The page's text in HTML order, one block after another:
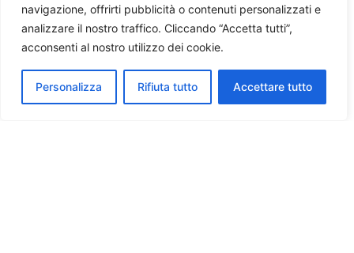
navigazione, offrirti pubblicità o contenuti personalizzati e
analizzare il nostro traffico. Cliccando “Accetta tutti”,
acconsenti al nostro utilizzo dei cookie.
Personalizza Rifiuta tutto Accettare tutto